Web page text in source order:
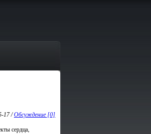
17 /Обсуждение [0]
сердца,